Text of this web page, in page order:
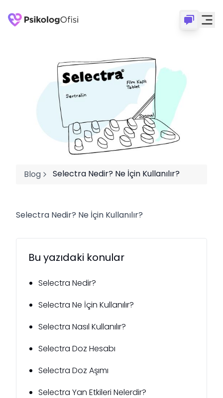
Blog Selectra Nedir? Ne İçin Kullanılır?
Selectra Nedir? Ne İçin Kullanılır?
Bu yazıdaki konular
Selectra Nedir?
Selectra Ne İçin Kullanılır?
Selectra Nasıl Kullanılır?
Selectra Doz Hesabı
Selectra Doz Aşımı
Selectra Yan Etkileri Nelerdir?